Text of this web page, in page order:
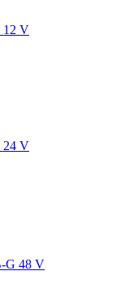
12 V
24 V
G 48 V